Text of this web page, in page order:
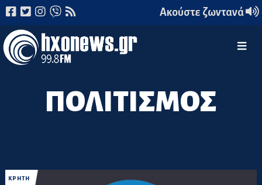
Ακούστε ζωντανά
ΠΟΛΙΤΙΣΜΟΣ
ΚΡΗΤΗ